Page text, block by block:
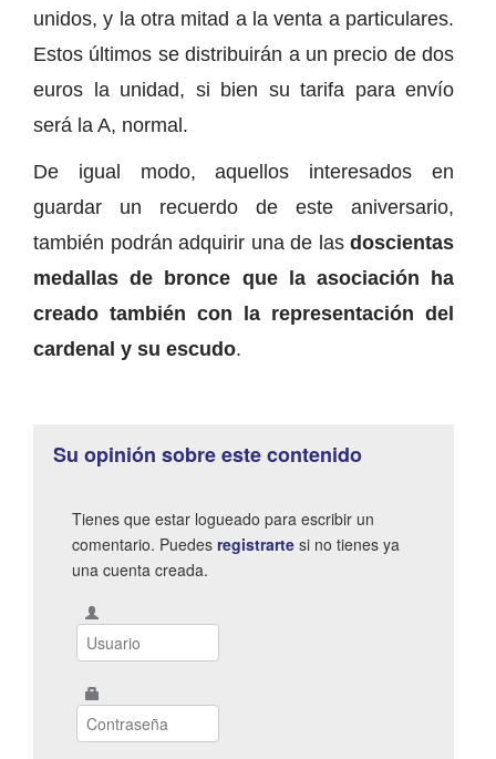
unidos, y la otra mitad a la venta a particulares.
Estos últimos se distribuirán a un precio de dos
euros la unidad, si bien su tarifa para envío
será la A, normal.
De igual modo, aquellos interesados en
guardar un recuerdo de este aniversario,
también podrán adquirir una de las doscientas
medallas de bronce que la asociación ha
creado también con la representación del
cardenal y su escudo.
Su opinión sobre este contenido
Tienes que estar logueado para escribir un
comentario. Puedes registrarte si no tienes ya
una cuenta creada.